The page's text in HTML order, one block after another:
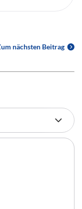
nächsten Beitrag